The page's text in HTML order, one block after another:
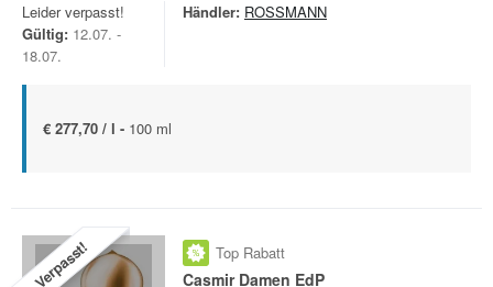
Leider verpasst!
Gültig: 12.07. -
18.07.
Händler: ROSSMANN
€ 277,70 / l - 100 ml
Verpasst! Top Rabatt
Casmir Damen EdP